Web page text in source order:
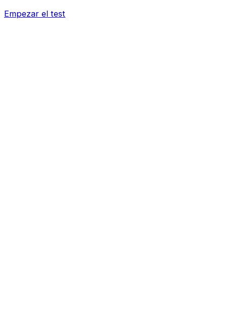
Empezar el test